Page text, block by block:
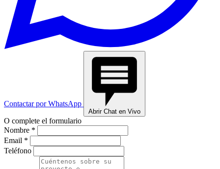
Contactar por WhatsApp
Abrir Chat en Vivo
O complete el formulario
Nombre *
Email *
Teléfono